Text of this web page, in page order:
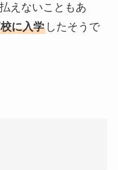
えないこともあ
に入学したそうで